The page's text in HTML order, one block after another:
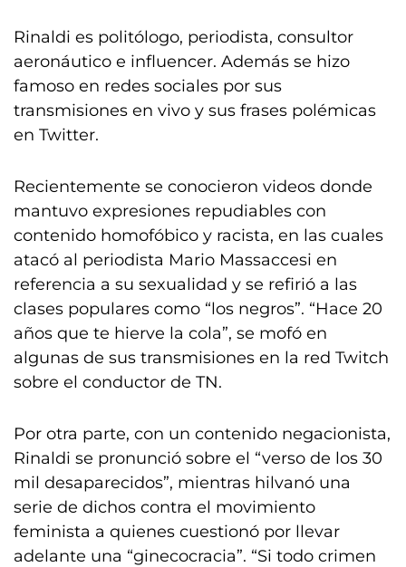
Rinaldi es politólogo, periodista, consultor
aeronáutico e influencer. Además se hizo
famoso en redes sociales por sus
transmisiones en vivo y sus frases polémicas
en Twitter.
Recientemente se conocieron videos donde
mantuvo expresiones repudiables con
contenido homofóbico y racista, en las cuales
atacó al periodista Mario Massaccesi en
referencia a su sexualidad y se refirió a las
clases populares como “los negros”. “Hace 20
años que te hierve la cola”, se mofó en
algunas de sus transmisiones en la red Twitch
sobre el conductor de TN.
Por otra parte, con un contenido negacionista,
Rinaldi se pronunció sobre el “verso de los 30
mil desaparecidos”, mientras hilvanó una
serie de dichos contra el movimiento
feminista a quienes cuestionó por llevar
adelante una “ginecocracia”. “Si todo crimen